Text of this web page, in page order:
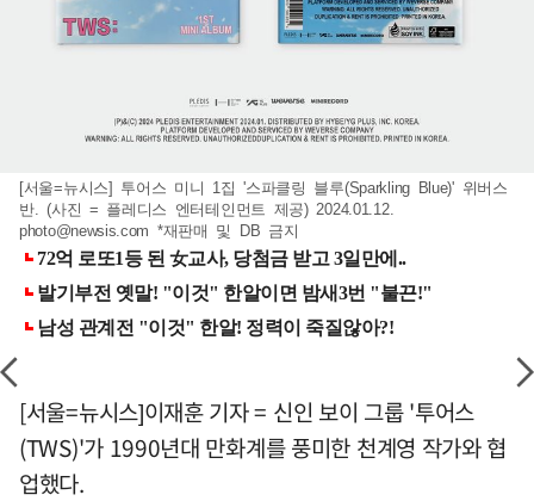
[서울=뉴시스] 투어스 미니 1집 '스파클링 블루(Sparkling Blue)' 위버스
반. (사진 = 플레디스 엔터테인먼트 제공) 2024.01.12.
photo@newsis.com *재판매 및 DB 금지
[서울=뉴시스]이재훈 기자 = 신인 보이 그룹 '투어스
(TWS)'가 1990년대 만화계를 풍미한 천계영 작가와 협
업했다.